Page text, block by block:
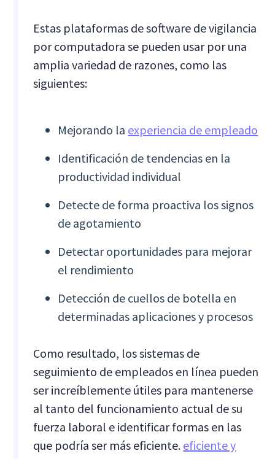
Estas plataformas de software de vigilancia
por computadora se pueden usar por una
amplia variedad de razones, como las
siguientes:
Mejorando la experiencia de empleado
Identificación de tendencias en la
productividad individual
Detecte de forma proactiva los signos
de agotamiento
Detectar oportunidades para mejorar
el rendimiento
Detección de cuellos de botella en
determinadas aplicaciones y procesos
Como resultado, los sistemas de
seguimiento de empleados en línea pueden
ser increíblemente útiles para mantenerse
al tanto del funcionamiento actual de su
fuerza laboral e identificar formas en las
que podría ser más eficiente. eficiente y